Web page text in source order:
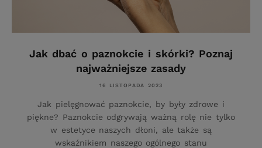
Jak dbać o paznokcie i skórki? Poznaj
najważniejsze zasady
16 LISTOPADA 2023
Jak pielęgnować paznokcie, by były zdrowe i
piękne? Paznokcie odgrywają ważną rolę nie tylko
w estetyce naszych dłoni, ale także są
wskaźnikiem naszego ogólnego stanu